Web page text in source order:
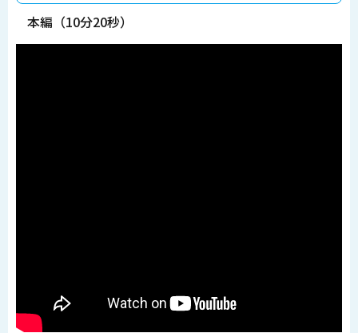
本編（10分20秒）